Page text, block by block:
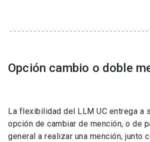
Opción cambio o doble
La flexibilidad del LLM UC entrega a
opción de cambiar de mención, o de
general a realizar una mención, junto